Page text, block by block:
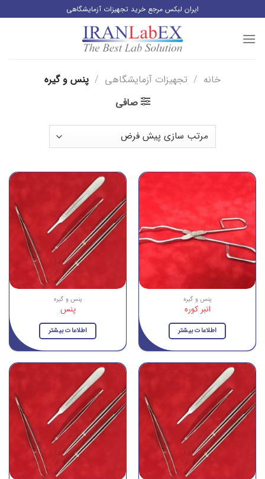
از
محتوا
ایران لبکس مرجع خرید تجهیزات آزمایشگاهی
خانه / تجهیزات آزمایشگاهی / پنس و گیره
صافی
پنس و گیره
انبر کوره
اطلاعات بیشتر
پنس و گیره
پنس
اطلاعات بیشتر